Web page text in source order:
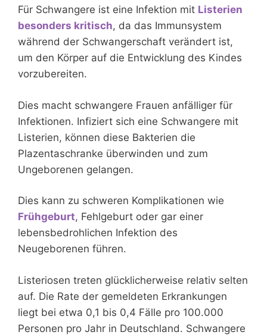
Für Schwangere ist eine Infektion mit Listerien
besonders kritisch, da das Immunsystem
während der Schwangerschaft verändert ist,
um den Körper auf die Entwicklung des Kindes
vorzubereiten.
Dies macht schwangere Frauen anfälliger für
Infektionen. Infiziert sich eine Schwangere mit
Listerien, können diese Bakterien die
Plazentaschranke überwinden und zum
Ungeborenen gelangen.
Dies kann zu schweren Komplikationen wie
Frühgeburt, Fehlgeburt oder gar einer
lebensbedrohlichen Infektion des
Neugeborenen führen.
Listeriosen treten glücklicherweise relativ selten
auf. Die Rate der gemeldeten Erkrankungen
liegt bei etwa 0,1 bis 0,4 Fälle pro 100.000
Personen pro Jahr in Deutschland. Schwangere